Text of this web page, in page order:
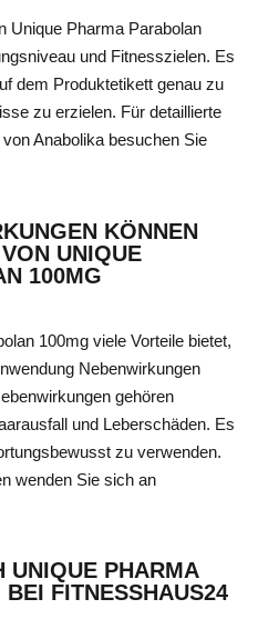
Unique Pharma Parabolan
und Fitnesszielen. Es
dem Produktetikett genau zu
zu erzielen. Für detaillierte
Anabolika besuchen Sie
KÖNNEN
UNIQUE
100MG
100mg viele Vorteile bietet,
Nebenwirkungen
gehören
und Leberschäden. Es
zu verwenden.
wenden Sie sich an
UNIQUE PHARMA
FITNESSHAUS24